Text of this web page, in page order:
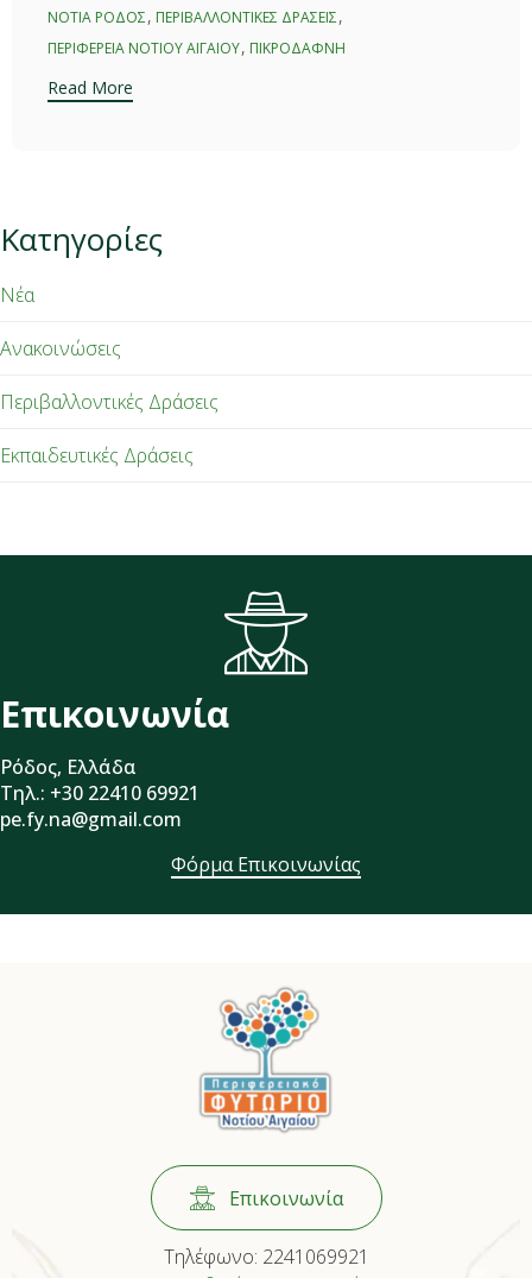
ΝΌΤΙΑ ΡΌΔΟΣ, ΠΕΡΙΒΑΛΛΟΝΤΙΚΕΣ ΔΡΆΣΕΙΣ,
ΠΕΡΙΦΈΡΕΙΑ ΝΟΤΊΟΥ ΑΙΓΑΊΟΥ, ΠΙΚΡΟΔΆΦΝΗ
Read More
Κατηγορίες
Νέα
Ανακοινώσεις
Περιβαλλοντικές Δράσεις
Εκπαιδευτικές Δράσεις
Επικοινωνία
Ρόδος, Ελλάδα
Τηλ.: +30 22410 69921
pe.fy.na@gmail.com
Φόρμα Επικοινωνίας
Επικοινωνία
Τηλέφωνο: 2241069921